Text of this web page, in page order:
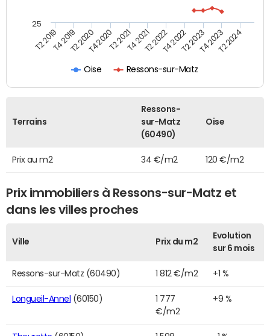
Oise Ressons-sur-Matz
T2 2019T4 2019T2 2020T4 2020T2 2021T4 2021T2 2022T4 2022T2 2023T4 2023T2 2024
25
Terrains
Ressons-
sur-Matz
(60490)
Oise
Prix au m2 34 €/m2 120 €/m2
Prix immobiliers à Ressons-sur-Matz et
dans les villes proches
Ville Prix du m2
Evolution
sur 6 mois
Ressons-sur-Matz (60490) 1 812 €/m2 +1 %
Longueil-Annel (60150)
1 777
€/m2
+9 %